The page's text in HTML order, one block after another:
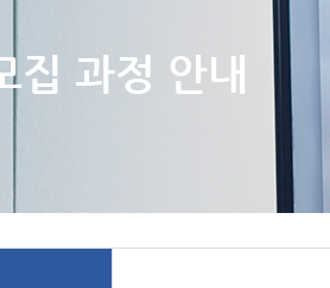
스템감리사
P 심사원
) 소개&신청
정보시스템감리사
ISMS-P 심사원
개인정보관리사(CPPG)
집 과정 안내